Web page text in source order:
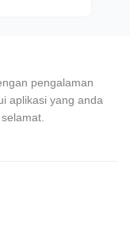
pengalaman
aplikasi yang anda